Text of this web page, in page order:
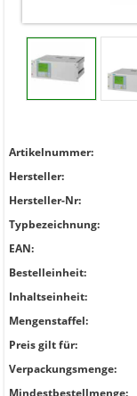
Artikelnummer:
Hersteller:
Hersteller-Nr:
Typbezeichnung:
EAN:
Bestelleinheit:
Inhaltseinheit:
Mengenstaffel:
Preis gilt für:
Verpackungsmenge:
Mindestbestellmenge: